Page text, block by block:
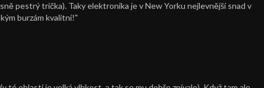
pestrý trička). Taky elektronika je v New Yorku nejlevnější snad v
burzám kvalitní!"